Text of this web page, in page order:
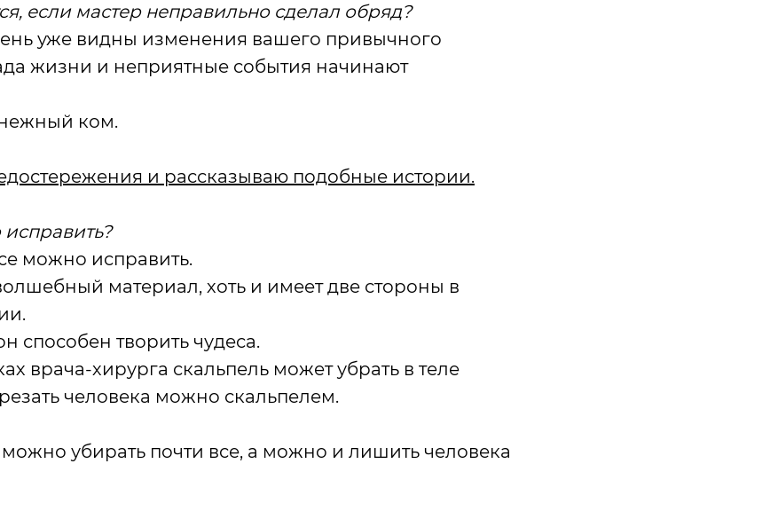
если мастер неправильно сделал обряд?
уже видны изменения вашего привычного
жизни и неприятные события начинают
ком.
и рассказываю подобные истории.
можно исправить.
материал, хоть и имеет две стороны в
способен творить чудеса.
врача-хирурга скальпель может убрать в теле
человека можно скальпелем.
убирать почти все, а можно и лишить человека